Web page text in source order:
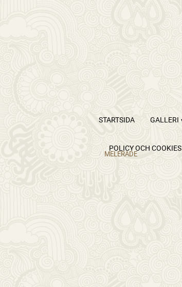
STARTSIDA GALLERI
POLICY OCH COOKIES
MELERADE